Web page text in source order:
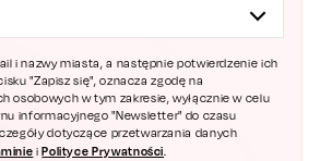
i nazwy miasta, a następnie potwierdzenie ich
"Zapisz się", oznacza zgodę na
osobowych w tym zakresie, wyłącznie w celu
informacyjnego "Newsletter" do czasu
dotyczące przetwarzania danych
i Polityce Prywatności.